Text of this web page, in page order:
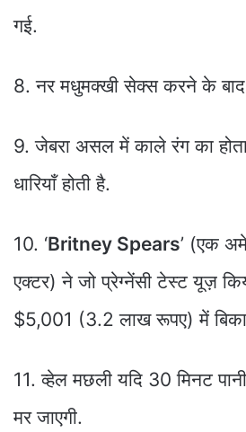
गई.
8. नर मधुमक्खी सेक्स करने के बाद
9. जेबरा असल में काले रंग का
धारियाँ होती है.
10. ‘Britney Spears’ (एक
एक्टर) ने जो प्रेग्नेंसी टेस्ट यूज़
$5,001 (3.2 लाख रूपए) में
11. व्हेल मछली यदि 30 मिनट
मर जाएगी.